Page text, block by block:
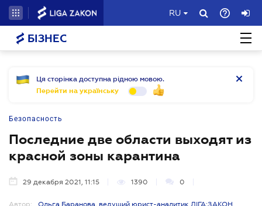
RU
БІЗНЕС
Ця сторінка доступна рідною мовою.
Перейти на українську
Безопасность
Последние две области выходят из
красной зоны карантина
29 декабря 2021, 11:15 1390 0
Автор:
Ольга Баранова, ведущий юрист-аналитик ЛІГА:ЗАКОН